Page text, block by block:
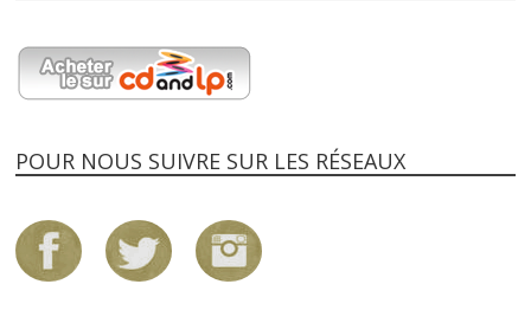
POUR NOUS SUIVRE SUR LES RÉSEAUX